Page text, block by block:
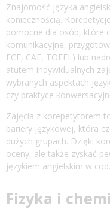
Znajomość języka
koniecznością.
pomocne dla osób, które
komunikacyjne,
FCE, CAE, TOEFL) lub
atutem indywidualnych
wybranych aspektach
czy praktyce
Zajęcia z korepetytorem
bariery językowej, która
dużych grupach. Dzięki
oceny, ale także zyskać
językiem angielskim w
Fizyka i